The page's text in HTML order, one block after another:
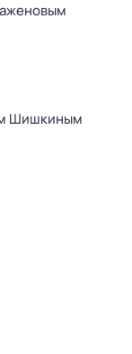
Шишкиным